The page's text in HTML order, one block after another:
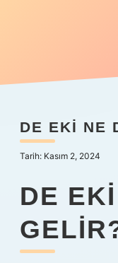
Anasayfa
Yasal Uyarı
DE EKI NE
Tarih: Kasım 2, 2024
DE